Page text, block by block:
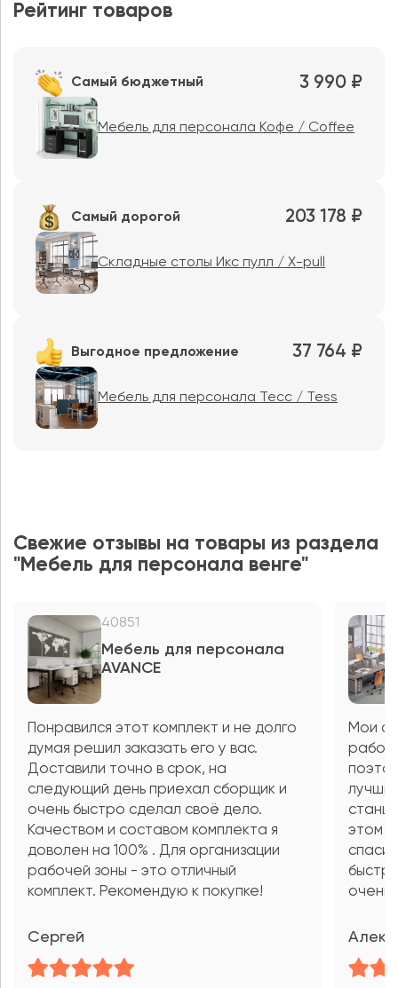
Рейтинг товаров
Самый бюджетный 3 990 ₽
Мебель для персонала Кофе / Coffee
Самый дорогой 203 178 ₽
Складные столы Икс пулл / X-pull
Выгодное предложение 37 764 ₽
Мебель для персонала Тесс / Tess
Свежие отзывы на товары из раздела
"Мебель для персонала венге"
40851
Мебель для персонала
AVANCE
Понравился этот комплект и не долго
думая решил заказать его у вас.
Доставили точно в срок, на
следующий день приехал сборщик и
очень быстро сделал своё дело.
Качеством и составом комплекта я
доволен на 100% . Для организации
рабочей зоны - это отличный
комплект. Рекомендую к покупке!
Сергей
Мои
этом
очень